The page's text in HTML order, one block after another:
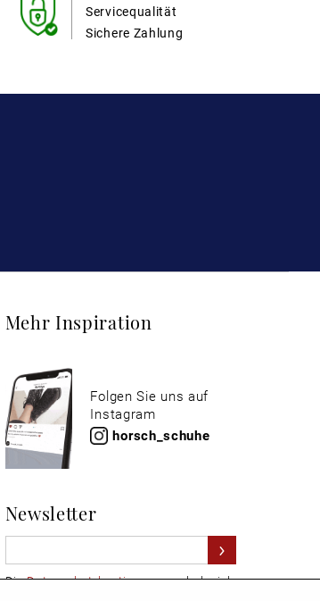
Sichere Zahlung
Servicequalität
Mehr Inspiration
Folgen Sie uns auf
Instagram
horsch_schuhe
Newsletter
DieDatenschutzbestimmungenhabe ich